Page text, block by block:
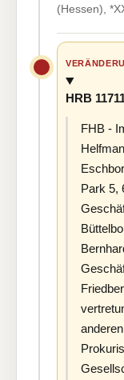
(Hessen),
HRB
FHB -
Park 5,